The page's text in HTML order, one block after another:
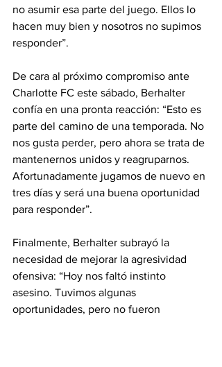
no asumir esa parte del juego. Ellos lo
hacen muy bien y nosotros no supimos
responder”.
De cara al próximo compromiso ante
Charlotte FC este sábado, Berhalter
confía en una pronta reacción: “Esto es
parte del camino de una temporada. No
nos gusta perder, pero ahora se trata de
mantenernos unidos y reagruparnos.
Afortunadamente jugamos de nuevo en
tres días y será una buena oportunidad
para responder”.
Finalmente, Berhalter subrayó la
necesidad de mejorar la agresividad
ofensiva: “Hoy nos faltó instinto
asesino. Tuvimos algunas
oportunidades, pero no fueron